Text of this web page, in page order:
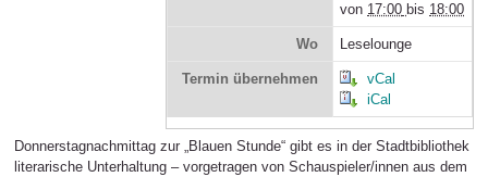
von 17:00 bis 18:00
Wo Leselounge
Termin übernehmen
vCal
iCal
Donnerstagnachmittag zur „Blauen Stunde“ gibt es in der Stadtbibliothek
literarische Unterhaltung – vorgetragen von Schauspieler/innen aus dem